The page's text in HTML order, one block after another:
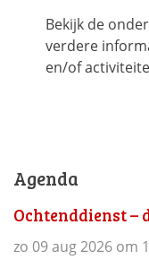
Bekijk de
verdere
en/of
Agenda
Ochtenddienst –
zo 09 aug 2026 om